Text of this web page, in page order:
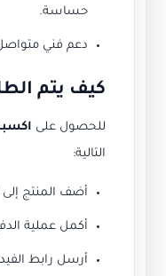
حساسة.
دعم فني
كيف يتم
للحصول على
التالية:
أضف المنتج
أكمل عملية
أرسل رابط